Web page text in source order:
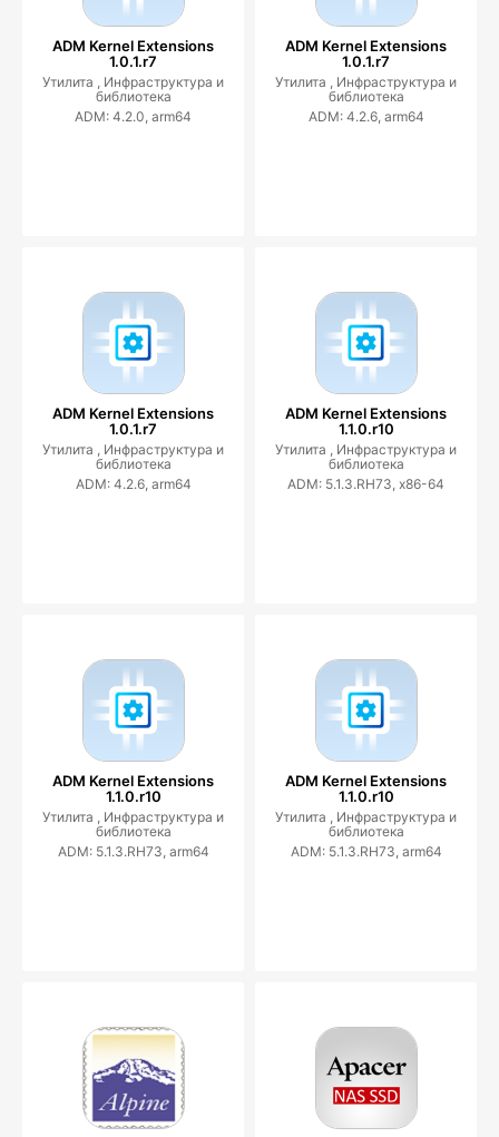
ADM Kernel Extensions
1.0.1.r7
Утилита , Инфраструктура и
библиотека
ADM: 4.2.0, arm64
ADM Kernel Extensions
1.0.1.r7
Утилита , Инфраструктура и
библиотека
ADM: 4.2.6, arm64
ADM Kernel Extensions
1.0.1.r7
Утилита , Инфраструктура и
библиотека
ADM: 4.2.6, arm64
ADM Kernel Extensions
1.1.0.r10
Утилита , Инфраструктура и
библиотека
ADM: 5.1.3.RH73, x86-64
ADM Kernel Extensions
1.1.0.r10
Утилита , Инфраструктура и
библиотека
ADM: 5.1.3.RH73, arm64
ADM Kernel Extensions
1.1.0.r10
Утилита , Инфраструктура и
библиотека
ADM: 5.1.3.RH73, arm64